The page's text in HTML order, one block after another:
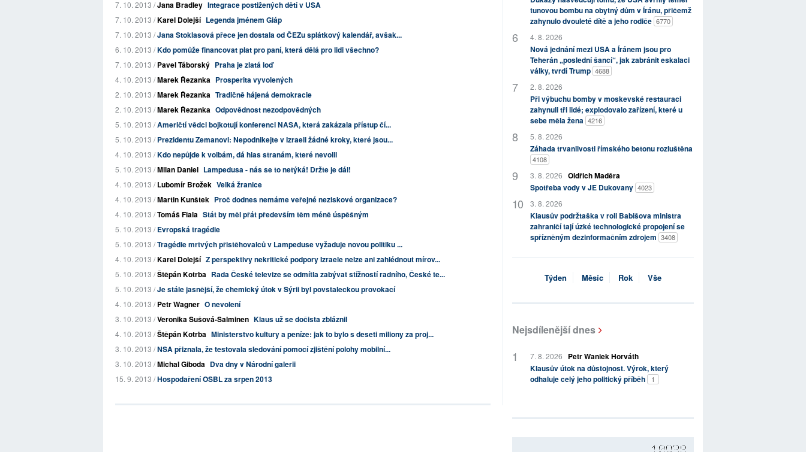
7. 10. 2013 /Jana Bradley Integrace postižených dětí v USA
7. 10. 2013 /Karel Dolejší Legenda jménem Giáp
7. 10. 2013 /Jana Stoklasová přece jen dostala od ČEZu splátkový kalendář, avšak...
6. 10. 2013 /Kdo pomůže financovat plat pro paní, která dělá pro lidi všechno?
7. 10. 2013 /Pavel Táborský Praha je zlatá loď
4. 10. 2013 /Marek Řezanka Prosperita vyvolených
2. 10. 2013 /Marek Řezanka Tradičně hájená demokracie
2. 10. 2013 /Marek Řezanka Odpovědnost nezodpovědných
5. 10. 2013 /Američtí vědci bojkotují konferenci NASA, která zakázala přístup čí...
5. 10. 2013 /Prezidentu Zemanovi: Nepodnikejte v Izraeli žádné kroky, které jsou...
4. 10. 2013 /Kdo nepůjde k volbám, dá hlas stranám, které nevolil
5. 10. 2013 /Milan Daniel Lampedusa - nás se to netýká! Držte je dál!
4. 10. 2013 /Lubomír Brožek Velká žranice
4. 10. 2013 /Martin Kunštek Proč dodnes nemáme veřejné neziskové organizace?
4. 10. 2013 /Tomáš Fiala Stát by měl přát především těm méně úspěšným
5. 10. 2013 /Evropská tragédie
5. 10. 2013 /Tragédie mrtvých přistěhovalců v Lampeduse vyžaduje novou politiku ...
4. 10. 2013 /Karel Dolejší Z perspektivy nekritické podpory Izraele nelze ani zahlédnout mírov...
5. 10. 2013 /Štěpán Kotrba Rada České televize se odmítla zabývat stížností radního, České te...
5. 10. 2013 /Je stále jasnější, že chemický útok v Sýrii byl povstaleckou provokací
4. 10. 2013 /Petr Wagner O nevolení
3. 10. 2013 /Veronika Sušová-Salminen Klaus už se dočista zbláznil
4. 10. 2013 /Štěpán Kotrba Ministerstvo kultury a peníze: jak to bylo s deseti miliony za proj...
3. 10. 2013 /NSA přiznala, že testovala sledování pomocí zjištění polohy mobilní...
3. 10. 2013 /Michal Giboda Dva dny v Národní galerii
15. 9. 2013 /Hospodaření OSBL za srpen 2013
tunovou bombu na obytný dům v Íránu, přičemž
zahynulo dvouleté dítě a jeho rodiče 6770
4. 8. 2026
Nová jednání mezi USA a Íránem jsou pro
Teherán „poslední šancí“, jak zabránit eskalaci
války, tvrdí Trump 4688
2. 8. 2026
Při výbuchu bomby v moskevské restauraci
zahynuli tři lidé; explodovalo zařízení, které u
sebe měla žena 4216
5. 8. 2026
Záhada trvanlivosti římského betonu rozluštěna
4108
3. 8. 2026 Oldřich Maděra
Spotřeba vody v JE Dukovany 4023
3. 8. 2026
Klausův podržtaška v roli Babišova ministra
zahraničí tají úzké technologické propojení se
spřízněným dezinformačním zdrojem 3408
Týden Měsíc Rok Vše
Nejsdílenější dnes
7. 8. 2026
Petr Waniek Horváth
Klausův útok na důstojnost. Výrok, který
odhaluje celý jeho politický příběh
1